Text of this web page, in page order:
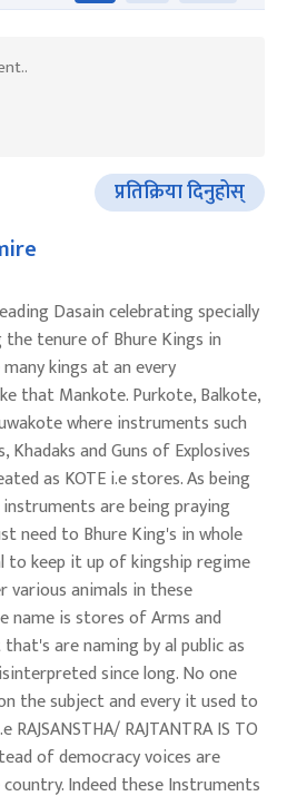
प्रतिक्रिया दिनुहोस्
Dasain celebrating specially
the tenure of Bhure Kings in
kings at an every
that Mankote. Purkote, Balkote,
where instruments such
Khadaks and Guns of Explosives
as KOTE i.e stores. As being
are being praying
need to Bhure King's in whole
to keep it up of kingship regime
various animals in these
name is stores of Arms and
are naming by al public as
since long. No one
the subject and every it used to
RAJTANTRA IS TO
of democracy voices are
Indeed these Instruments